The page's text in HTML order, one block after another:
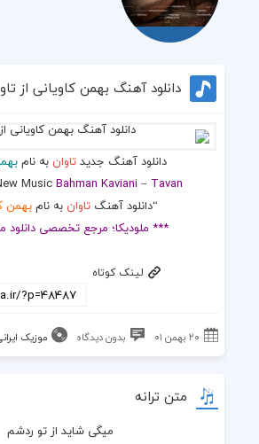
دانلود آهنگ بهمن کاویانی از
دانلود آهنگ جدیدتاوان به نام
MusicBahman Kaviani– Tavan
“دانلود آهنگ تاوان به نامبهمن
*** ملودیکا؛ مرجع تخصصی
لینک کوتاه
۲۰ بهمن ۰۱ بدون دیدگاه موزیک
متن ترانه
میگی شاید از تو ردشم